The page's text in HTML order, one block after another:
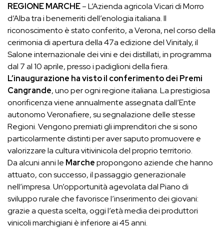
REGIONE MARCHE– L’Azienda agricola Vicari di Morro
d’Alba tra i benemeriti dell’enologia italiana. Il
riconoscimento è stato conferito, a Verona, nel corso della
cerimonia di apertura della 47a edizione del Vinitaly, il
Salone internazionale dei vini e dei distillati, in programma
dal 7 al 10 aprile, presso i padiglioni della fiera.
L’inaugurazione ha visto il conferimento dei Premi
Cangrande, uno per ogni regione italiana. La prestigiosa
onorificenza viene annualmente assegnata dall’Ente
autonomo Veronafiere, su segnalazione delle stesse
Regioni. Vengono premiati gli imprenditori che si sono
particolarmente distinti per aver saputo promuovere e
valorizzare la cultura vitivinicola del proprio territorio.
Da alcuni anni le Marchepropongono aziende che hanno
attuato, con successo, il passaggio generazionale
nell’impresa. Un’opportunità agevolata dal Piano di
sviluppo rurale che favorisce l’inserimento dei giovani:
grazie a questa scelta, oggi l’età media dei produttori
vinicoli marchigiani è inferiore ai 45 anni.